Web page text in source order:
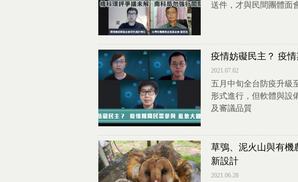
送件，才與民間團體面
疫情妨礙民主？ 疫
2021.07.02
五月中旬全台防疫升級
形式進行，但軟體與設
及審議品質
草鴞、泥火山與有機
新設計
2021.06.28